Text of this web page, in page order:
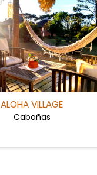
ALOHA VILLAGE
Cabañas